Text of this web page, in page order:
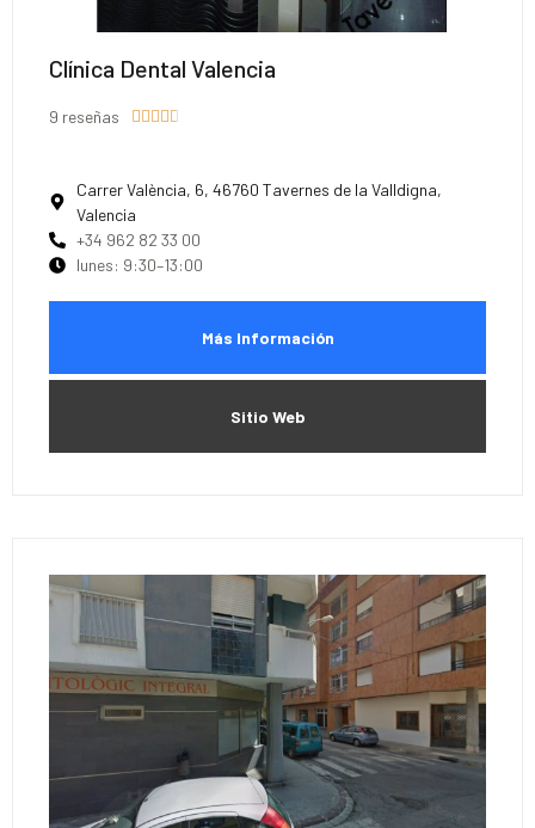
Clínica Dental Valencia
9 reseñas     
Carrer València, 6, 46760 Tavernes de la Valldigna,
Valencia
+34 962 82 33 00
lunes: 9:30–13:00
Más Información
Sitio Web